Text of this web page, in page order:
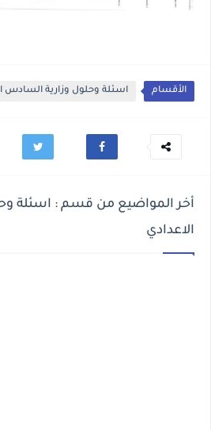
الأقسام اسئلة وحلول وزارية السادس
أخر المواضيع من قسم : اسئلة
الاعدادي